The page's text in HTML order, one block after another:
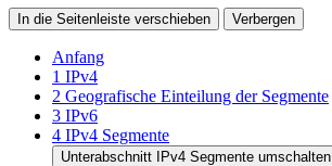
In die Seitenleiste verschieben Verbergen
Anfang
1 IPv4
2 Geografische Einteilung der Segmente
3 IPv6
4 IPv4 Segmente
Unterabschnitt IPv4 Segmente umschalten